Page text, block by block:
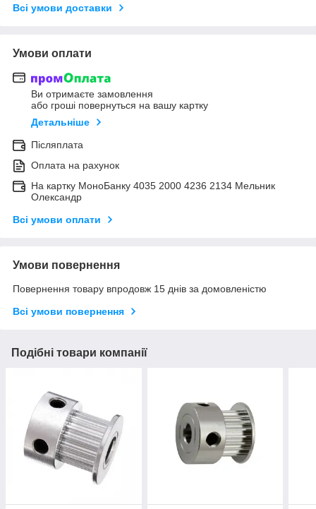
Всі умови доставки
Умови оплати
Ви отримаєте замовлення
або гроші повернуться на вашу картку
Детальніше
Післяплата
Оплата на рахунок
На картку МоноБанку 4035 2000 4236 2134 Мельник
Олександр
Всі умови оплати
Умови повернення
Повернення товару впродовж 15 днів за домовленістю
Всі умови повернення
Подібні товари компанії